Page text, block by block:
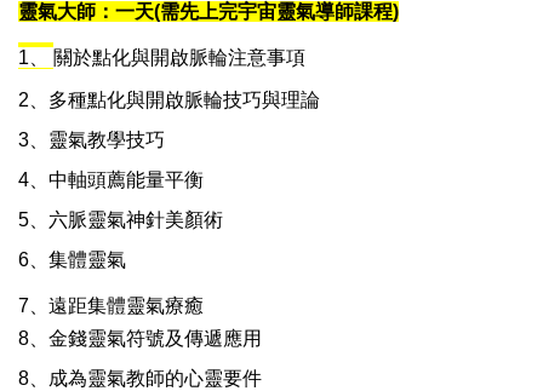
靈氣大師：一天(需先上完宇宙靈氣導師課程)
1、 關於點化與開啟脈輪注意事項
2、 多種點化與開啟脈輪技巧與理論
3、 靈氣教學技巧
4、 中軸頭薦能量平衡
5、 六脈靈氣神針美顏術
6、 集體靈氣
7、 遠距集體靈氣療癒
8、金錢靈氣符號及傳遞應用
8、
成為靈氣教師的心靈要件